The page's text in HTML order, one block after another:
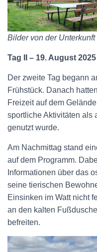
Bilder von der
Tag II – 19. August
Der zweite Tag begann
Frühstück. Danach
Freizeit auf dem
sportliche Aktivitäten als
genutzt wurde.
Am Nachmittag stand
auf dem Programm.
Informationen über das
seine tierischen
Einsinken im Watt nicht
an den kalten
befreiten.